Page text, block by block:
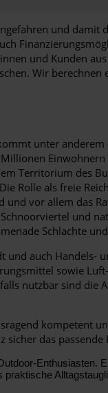
und damit
und Kunden
Wir berechnen
unter anderem
Einwohnern
Territorium des
Rolle als freie
vor allem das
und
Schlachte
und auch Handels-
sowie
nutzbar sind die
kompetent
das passende
Enthusiasten.